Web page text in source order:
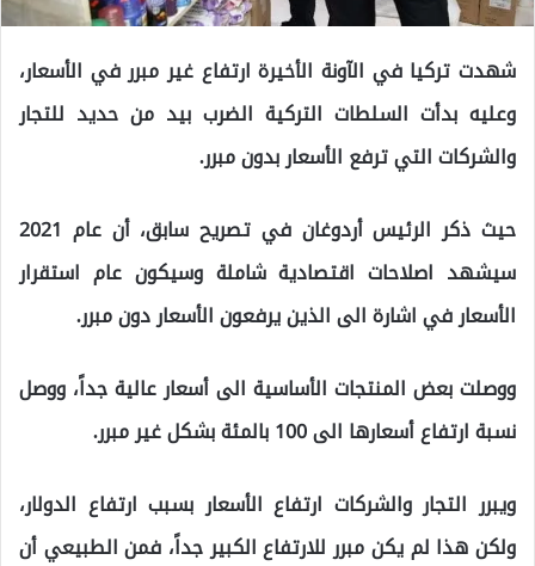
شهدت تركيا في الآونة الأخيرة ارتفاع غير مبرر في الأسعار،
وعليه بدأت السلطات التركية الضرب بيد من حديد للتجار
والشركات التي ترفع الأسعار بدون مبرر.
حيث ذكر الرئيس أردوغان في تصريح سابق، أن عام 2021
سيشهد اصلاحات اقتصادية شاملة وسيكون عام استقرار
الأسعار في اشارة الى الذين يرفعون الأسعار دون مبرر.
ووصلت بعض المنتجات الأساسية الى أسعار عالية جداً، ووصل
نسبة ارتفاع أسعارها الى 100 بالمئة بشكل غير مبرر.
ويبرر التجار والشركات ارتفاع الأسعار بسبب ارتفاع الدولار،
ولكن هذا لم يكن مبرر للارتفاع الكبير جداً، فمن الطبيعي أن